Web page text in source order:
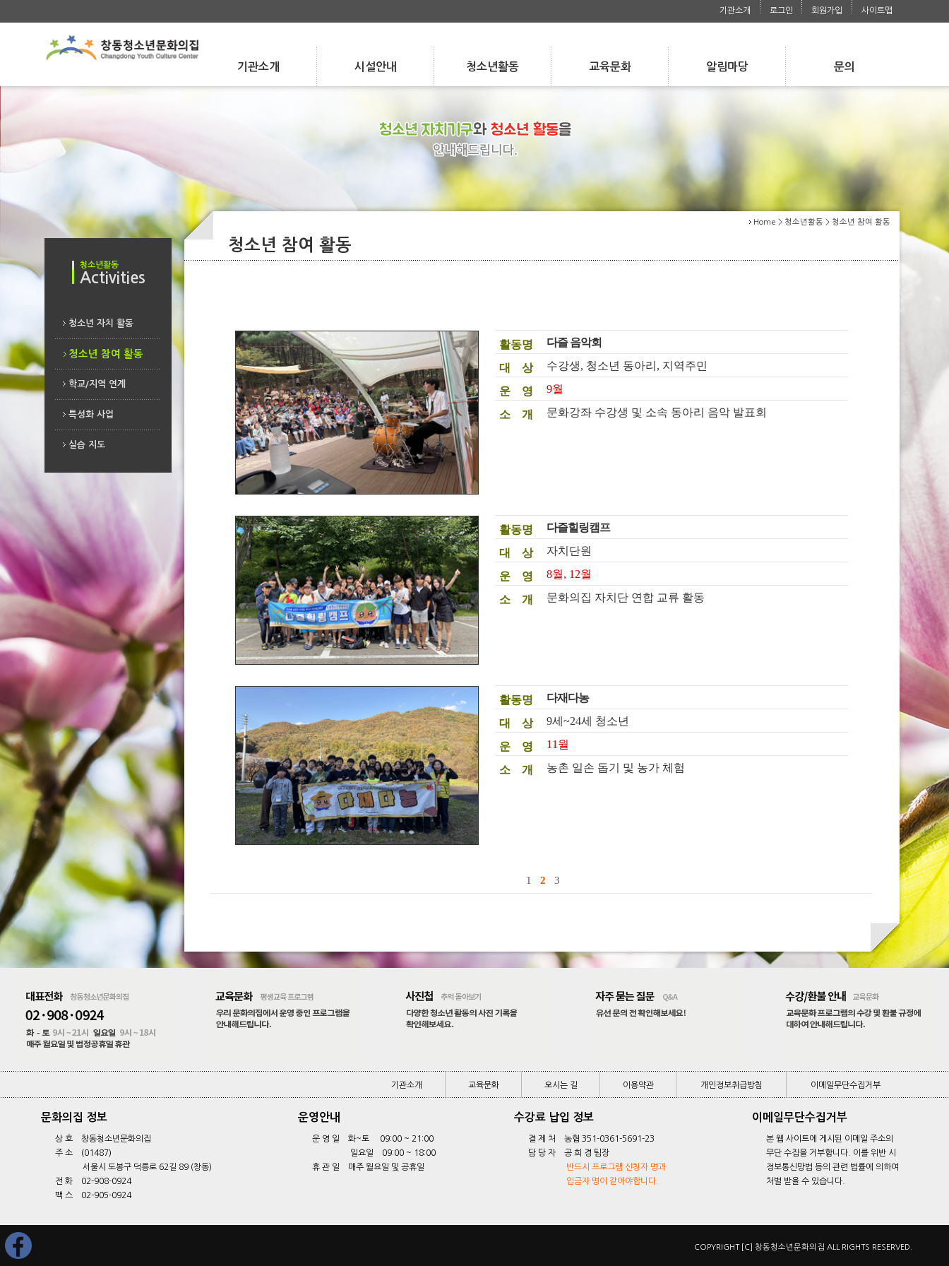
기관소개 로그인 회원가입 사이트맵
기관소개 시설안내 청소년활동 교육문화 알림마당 문의
오시는 길
청소년 자치 활동
청소년 참여 활동
청소년 참여 활동
학교/지역 연계
학교/지역 연계
특성화 사업
특성화 사업
실습 지도
강좌 안내
수강/환불 안내
언론보도자료
청소년활동
Activities
청소년 자치 활동
청소년 자치 활동
청소년 참여 활동
청소년 참여 활동
학교/지역 연계
학교/지역 연계
특성화 사업
특성화 사업
실습 지도
실습 지도
Home > 청소년활동 > 청소년 참여 활동
청소년 참여 활동
활동명 다즐 음악회
대 상 수강생, 청소년 동아리, 지역주민
운 영 9월
소 개 문화강좌 수강생 및 소속 동아리 음악 발표회
활동명 다즐힐링캠프
대 상 자치단원
운 영 8월, 12월
소 개 문화의집 자치단 연합 교류 활동
활동명 다재다농
대 상 9세~24세 청소년
운 영 11월
소 개 농촌 일손 돕기 및 농가 체험
1 2 3
기관소개 교육문화 오시는 길
오시는 길
이용약관 개인정보취급방침
개인정보취급방침
이메일무단수집거부
이메일무단수집거부
문화의집 정보
상 호 창동청소년문화의집
주 소 (01487)
서울시 도봉구 덕릉로 62길 89 (창동)
전 화 02-908-0924
팩 스 02-905-0924
운영안내
운 영 일 화~토 09:00 ~ 21:00
일요일 09:00 ~ 18:00
휴 관 일 매주 월요일 및 공휴일
수강료 납입 정보
결 제 처 농협 351-0361-5691-23
담 당 자 공 희 경 팀장
반드시 프로그램 신청자 명과
입금자 명이 같아야합니다.
이메일무단수집거부
본 웹 사이트에 게시된 이메일 주소의
무단 수집을 거부합니다. 이를 위반 시
정보통신망법 등의 관련 법률에 의하여
처벌 받을 수 있습니다.
COPYRIGHT [C] 창동청소년문화의집 ALL RIGHTS RESERVED.